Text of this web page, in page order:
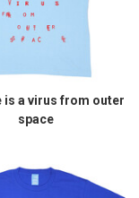
is a virus from outer
space